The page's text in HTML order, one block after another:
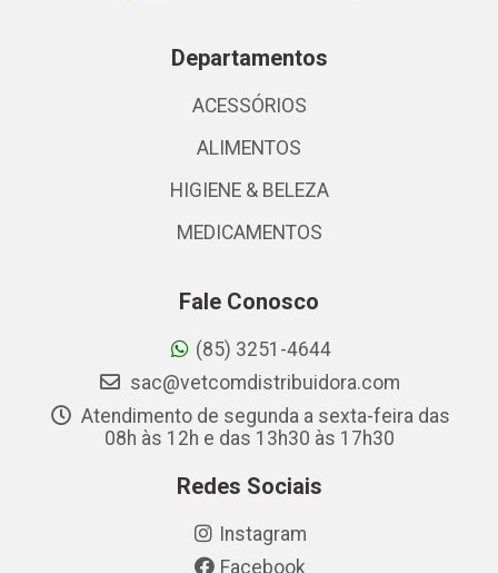
Departamentos
ACESSÓRIOS
ALIMENTOS
HIGIENE & BELEZA
MEDICAMENTOS
Fale Conosco
(85) 3251-4644
sac@vetcomdistribuidora.com
Atendimento de segunda a sexta-feira das
08h às 12h e das 13h30 às 17h30
Redes Sociais
Instagram
Facebook